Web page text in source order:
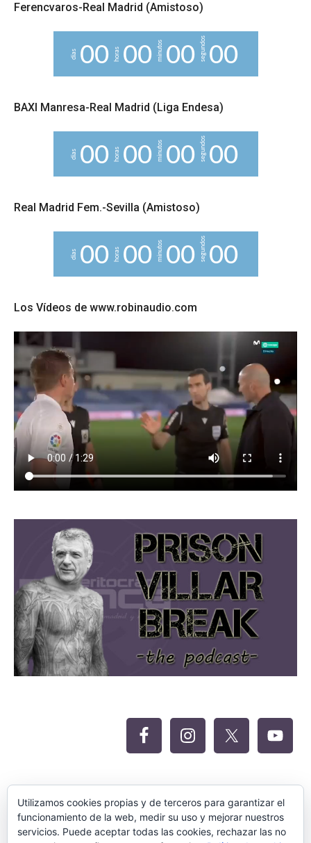
Ferencvaros-Real Madrid (Amistoso)
días 00 horas 00 minutos 00segundos00
BAXI Manresa-Real Madrid (Liga Endesa)
días 00 horas 00 minutos 00segundos00
Real Madrid Fem.-Sevilla (Amistoso)
días 00 horas 00 minutos 00segundos00
Los Vídeos de www.robinaudio.com
Utilizamos cookies propias y de terceros para garantizar el
funcionamiento de la web, medir su uso y mejorar nuestros
servicios. Puede aceptar todas las cookies, rechazar las no